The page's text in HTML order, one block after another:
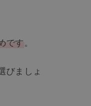
です。
びましょ